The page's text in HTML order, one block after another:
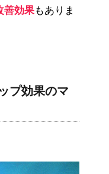
善効果もありま
プ効果のマ